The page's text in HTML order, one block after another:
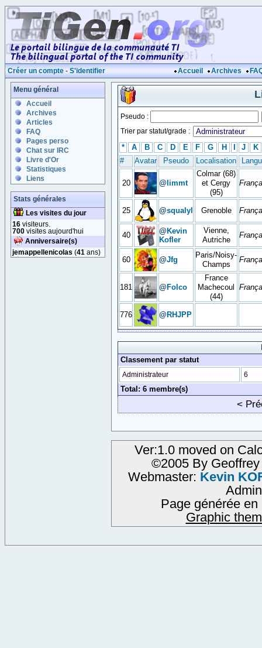
Créer un compte - S'identifier Accueil Archives
Menu général
Accueil
Archives
Articles
FAQ
Pages perso
Chat sur IRC
Livre d'Or
Statistiques
Liens
Stats générales
Les visites du jour
16 visiteurs.
700 visites aujourd'hui
Anniversaire(s)
jemappellenicolas (41 ans)
Pseudo :
Trier par statut/grade :
* A B C D E F G H J
K
#
Avatar Pseudo Localisation
20 @ limmt
Colmar (68)
et Cergy
(95)
25 @squalyl Grenoble
40 @ Kevin
Kofler
Vienne,
Autriche
60 @Jfg
Paris/Noisy-
Champs
181 @ Folco
France
Machecoul
(44)
776 @ RHJPP
Classement par statut
Administrateur 6
Total: 6 membre(s)
<
Ver:1.0 moved on
©2005 By
Webmaster: Kevin
Page générée
Graphic